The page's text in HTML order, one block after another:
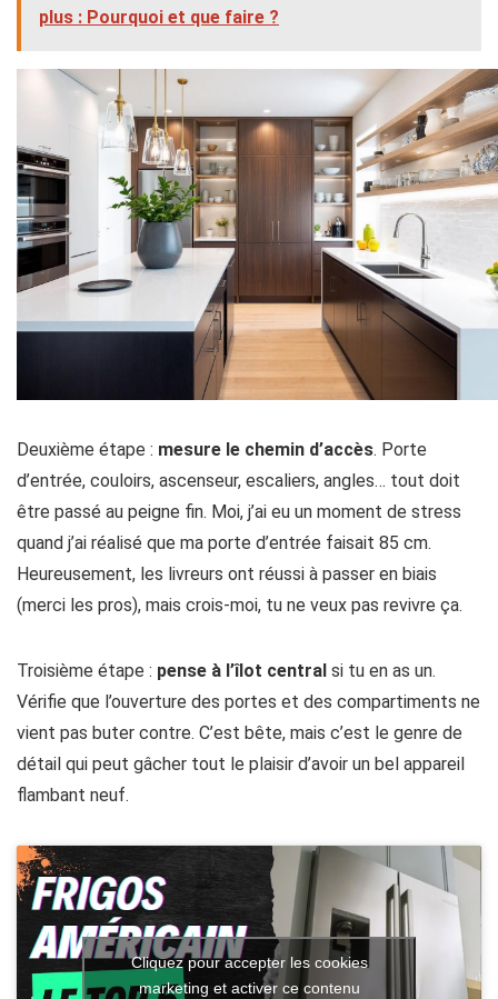
plus : Pourquoi et que faire ?
Deuxième étape : mesure le chemin d’accès. Porte
d’entrée, couloirs, ascenseur, escaliers, angles… tout doit
être passé au peigne fin. Moi, j’ai eu un moment de stress
quand j’ai réalisé que ma porte d’entrée faisait 85 cm.
Heureusement, les livreurs ont réussi à passer en biais
(merci les pros), mais crois-moi, tu ne veux pas revivre ça.
Troisième étape : pense à l’îlot central si tu en as un.
Vérifie que l’ouverture des portes et des compartiments ne
vient pas buter contre. C’est bête, mais c’est le genre de
détail qui peut gâcher tout le plaisir d’avoir un bel appareil
flambant neuf.
Cliquez pour accepter les cookies
marketing et activer ce contenu